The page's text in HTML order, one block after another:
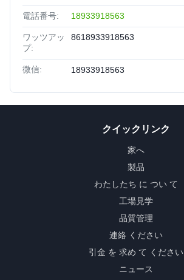
電話番号: 18933918563
ワッツアッ
プ:
8618933918563
微信: 18933918563
クイックリンク
家へ
製品
わたしたち に つい て
工場見学
品質管理
連絡 ください
引金 を 求め て ください
ニュース